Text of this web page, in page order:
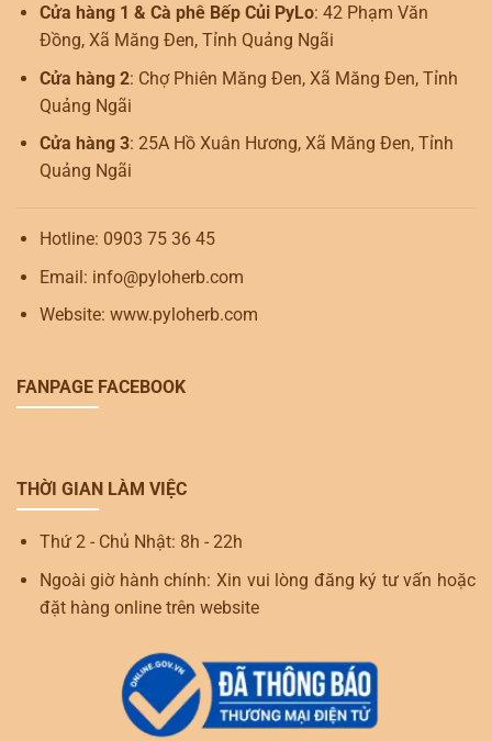
Cửa hàng 1 & Cà phê Bếp Củi PyLo: 42 Phạm Văn
Đồng, Xã Măng Đen, Tỉnh Quảng Ngãi
Cửa hàng 2: Chợ Phiên Măng Đen, Xã Măng Đen, Tỉnh
Quảng Ngãi
Cửa hàng 3: 25A Hồ Xuân Hương, Xã Măng Đen, Tỉnh
Quảng Ngãi
Hotline: 0903 75 36 45
Email: info@pyloherb.com
Website: www.pyloherb.com
FANPAGE FACEBOOK
THỜI GIAN LÀM VIỆC
Thứ 2 - Chủ Nhật: 8h - 22h
Ngoài giờ hành chính: Xin vui lòng đăng ký tư vấn hoặc
đặt hàng online trên website